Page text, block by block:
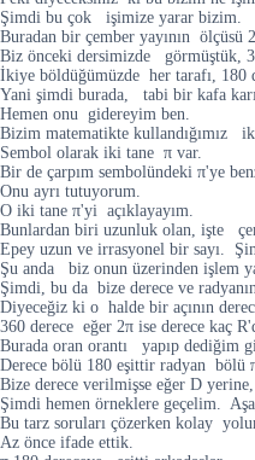
Şimdi bu çok işimize yarar bizim.
Buradan bir çember yayının ölçüsü
Biz önceki dersimizde görmüştük,
İkiye böldüğümüzde her tarafı, 180
Yani şimdi burada, tabi bir kafa
Hemen onu gidereyim ben.
Bizim matematikte kullandığımız
Sembol olarak iki tane π var.
Bir de çarpım sembolündeki π'ye
Onu ayrı tutuyorum.
O iki tane π'yi açıklayayım.
Bunlardan biri uzunluk olan, işte
Epey uzun ve irrasyonel bir sayı.
Şu anda biz onun üzerinden işlem
Şimdi, bu da bize derece ve
Diyeceğiz ki o halde bir açının
360 derece eğer 2π ise derece kaç
Burada oran orantı yapıp dediğim
Derece bölü 180 eşittir radyan bölü
Bize derece verilmişse eğer D
Şimdi hemen örneklere geçelim.
Bu tarz soruları çözerken kolay
Az önce ifade ettik.